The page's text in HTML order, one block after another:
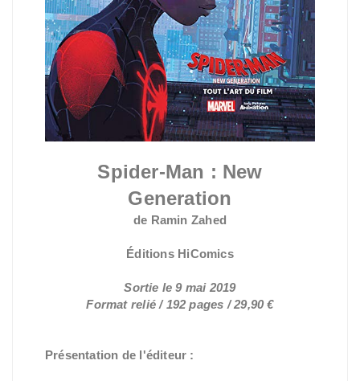
Spider-Man : New
Generation
de Ramin Zahed
Éditions HiComics
Sortie le 9 mai 2019
Format relié / 192 pages / 29,90 €
Présentation de l'éditeur :